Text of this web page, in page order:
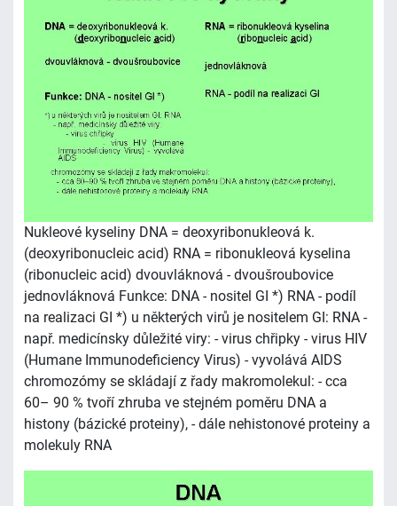
Nukleové kyseliny DNA = deoxyribonukleová k.
(deoxyribonucleic acid) RNA = ribonukleová kyselina
(ribonucleic acid) dvouvláknová - dvoušroubovice
jednovláknová Funkce: DNA - nositel GI *) RNA - podíl
na realizaci GI *) u některých virů je nositelem GI: RNA -
např. medicínsky důležité viry: - virus chřipky - virus HIV
(Humane Immunodeficiency Virus) - vyvolává AIDS
chromozómy se skládají z řady makromolekul: - cca
60– 90 % tvoří zhruba ve stejném poměru DNA a
histony (bázické proteiny), - dále nehistonové proteiny a
molekuly RNA